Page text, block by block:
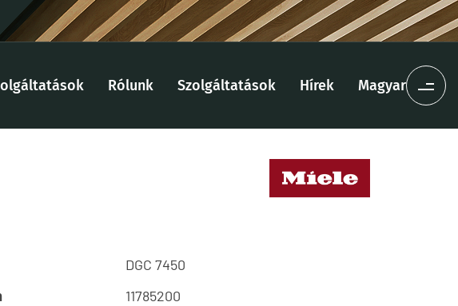
Rólunk Szolgáltatások Hírek Magyar
DGC 7450
11785200